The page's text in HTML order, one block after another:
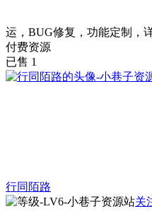
运，BUG修复，功能定制，
付费资源
已售 1
行同陌路
关